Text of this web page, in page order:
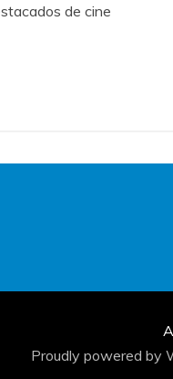
de cine
Proudly powered by